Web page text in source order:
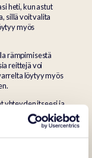
heti, kun astut
sillä voit valita
myös
rämpimisestä
reittejä voi
löytyy myös
yhteyden itseesi ja
järvellä